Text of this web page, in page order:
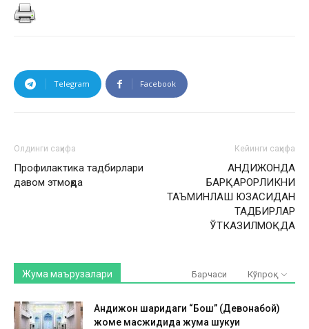
Telegram Facebook
Олдинги саҳифа
Профилактика тадбирлари
давом этмоқда
Кейинги саҳифа
АНДИЖОНДА
БАРҚАРОРЛИКНИ
ТАЪМИНЛАШ ЮЗАСИДАН
ТАДБИРЛАР
ЎТКАЗИЛМОҚДА
Жума маърузалари Барчаси Кўпроқ
Андижон шаҳридаги “Бош” (Девонабой)
жоме масжидида жума шукуҳи